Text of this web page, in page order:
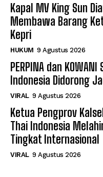
Kapal MV King Sun
Membawa Barang
Kepri
HUKUM 9 Agustus 2026
PERPINA dan
Indonesia Didorong
VIRAL 9 Agustus 2026
Ketua Pengprov
Thai Indonesia
Tingkat Internasional
VIRAL 9 Agustus 2026